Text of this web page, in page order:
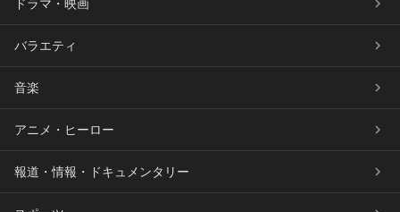
ドラマ・映画
バラエティ
音楽
アニメ・ヒーロー
報道・情報・ドキュメンタリー